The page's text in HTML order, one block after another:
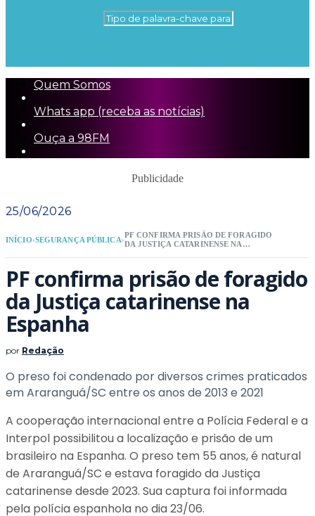
Quem Somos
Whats app (receba as notícias)
Ouça a 98FM
Publicidade
25/06/2026
INÍCIO›SEGURANÇA PÚBLICA›
PF CONFIRMA PRISÃO DE FORAGIDO
DA JUSTIÇA CATARINENSE NA
PF confirma prisão de foragido
da Justiça catarinense na
Espanha
por Redação
O preso foi condenado por diversos crimes praticados
em Araranguá/SC entre os anos de 2013 e 2021
A cooperação internacional entre a Polícia Federal e a
Interpol possibilitou a localização e prisão de um
brasileiro na Espanha. O preso tem 55 anos, é natural
de Araranguá/SC e estava foragido da Justiça
catarinense desde 2023. Sua captura foi informada
pela polícia espanhola no dia 23/06.